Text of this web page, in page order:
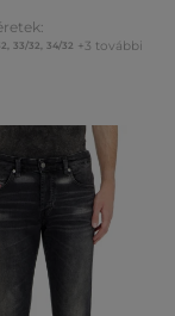
, 33/32, 34/32 +3 további